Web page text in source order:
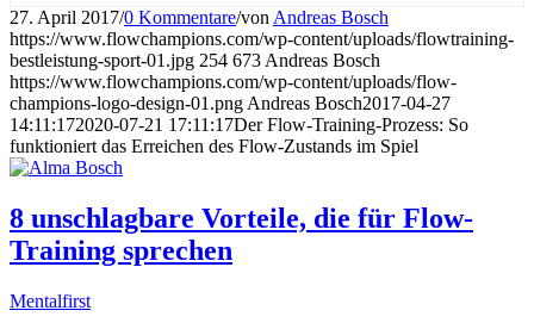
27. April 2017/0 Kommentare/von Andreas Bosch
https://www.flowchampions.com/wp-content/uploads/flowtraining-
bestleistung-sport-01.jpg 254 673 Andreas Bosch
https://www.flowchampions.com/wp-content/uploads/flow-
champions-logo-design-01.png Andreas Bosch2017-04-27
14:11:172020-07-21 17:11:17Der Flow-Training-Prozess: So
funktioniert das Erreichen des Flow-Zustands im Spiel
8 unschlagbare Vorteile, die für Flow-
Training sprechen
Mentalfirst